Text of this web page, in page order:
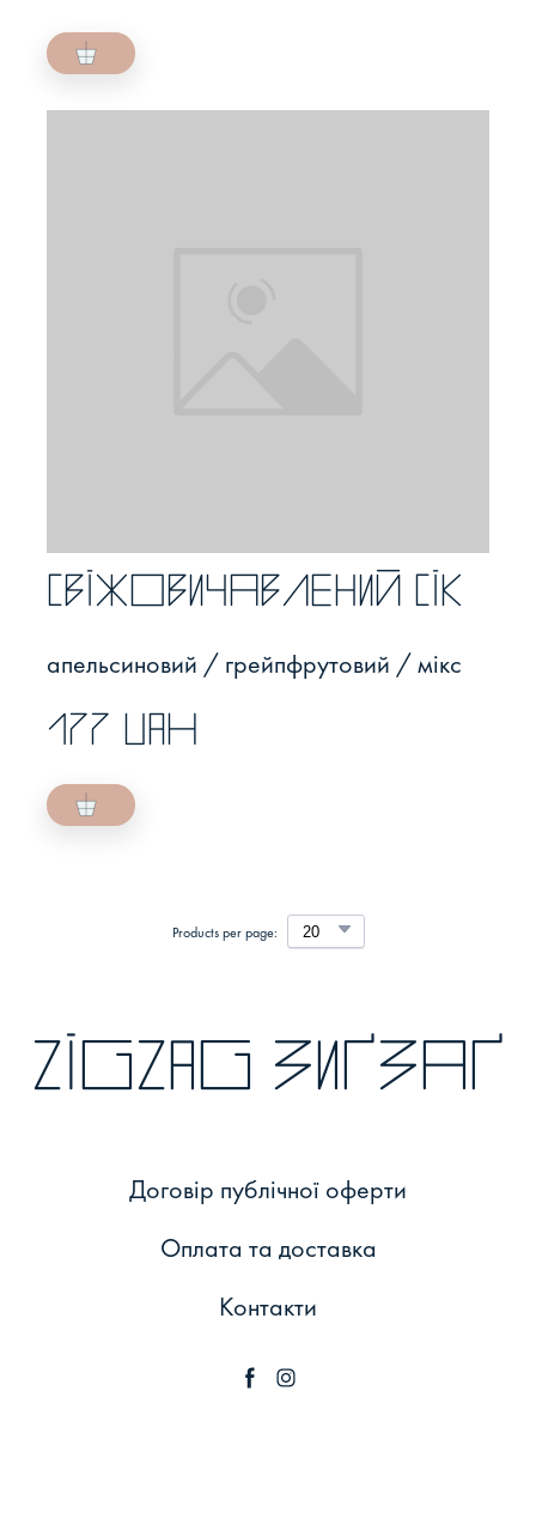
Свіжовичавлений сік
апельсиновий / грейпфрутовий / мікс
177 UAH
Products per page:
zigzag зиґзаґ
Договір публічної оферти
Оплата та доставка
Контакти